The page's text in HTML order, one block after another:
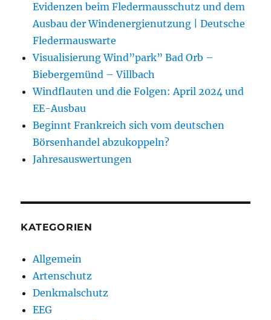
Evidenzen beim Fledermausschutz und dem
Ausbau der Windenergienutzung | Deutsche
Fledermauswarte
Visualisierung Wind”park” Bad Orb –
Biebergemünd – Villbach
Windflauten und die Folgen: April 2024 und
EE-Ausbau
Beginnt Frankreich sich vom deutschen
Börsenhandel abzukoppeln?
Jahresauswertungen
KATEGORIEN
Allgemein
Artenschutz
Denkmalschutz
EEG